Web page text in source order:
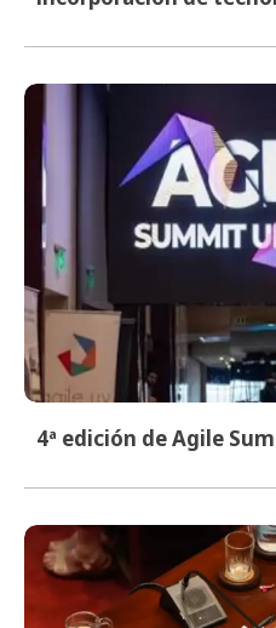
4ª edición de Agile